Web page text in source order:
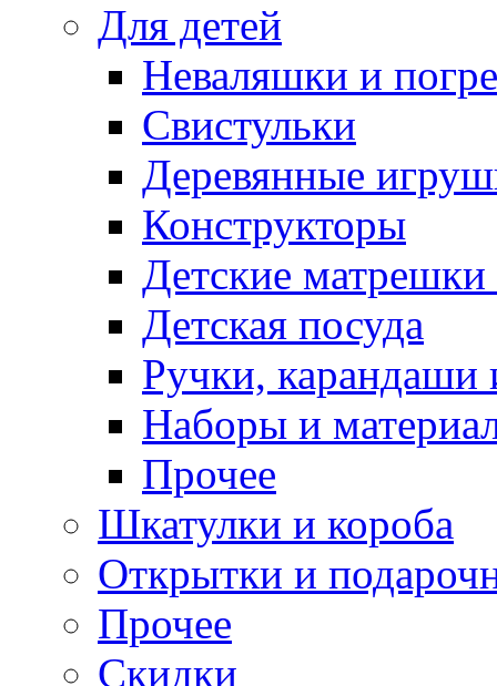
Для детей
Неваляшки и
Свистульки
Деревянные
Конструкторы
Детские
Детская посуда
Ручки,
Наборы и
Прочее
Шкатулки и короба
Открытки и
Прочее
Скидки